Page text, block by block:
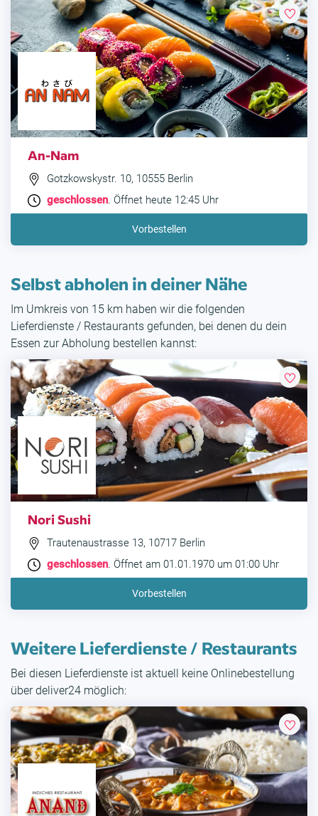
An-Nam
Gotzkowskystr. 10, 10555 Berlin
geschlossen. Öffnet heute 12:45 Uhr
Vorbestellen
Selbst abholen in deiner Nähe
Im Umkreis von 15 km haben wir die folgenden
Lieferdienste / Restaurants gefunden, bei denen du dein
Essen zur Abholung bestellen kannst:
Nori Sushi
Trautenaustrasse 13, 10717 Berlin
geschlossen. Öffnet am 01.01.1970 um 01:00 Uhr
Vorbestellen
Weitere Lieferdienste / Restaurants
Bei diesen Lieferdienste ist aktuell keine Onlinebestellung
über deliver24 möglich: